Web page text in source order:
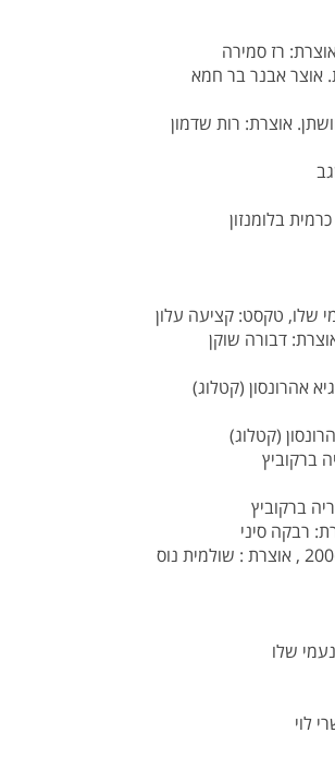
רז סמירה
אבנר בר חמא
אוצרת: רות שדמון
בלומנזון
שלו, טקסט: קציעה עלון
דבורה שוקן
אהרונסון (קטלוג)
(קטלוג)
ברקוביץ
ברקוביץ
רבקה סיני
שלו
לוי